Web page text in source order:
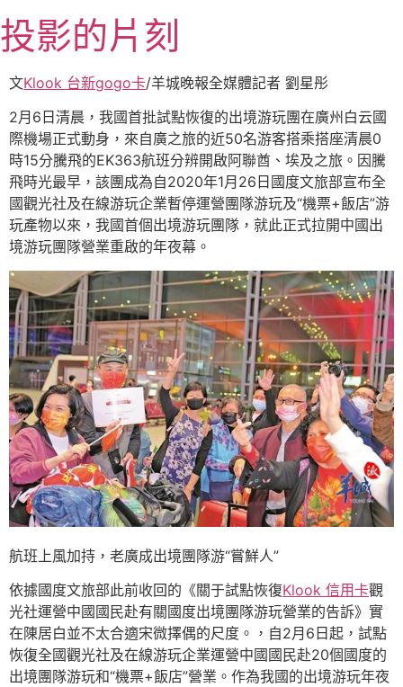
至
主
要
容
投影的片刻
文Klook 台新gogo卡/羊城晚報全媒體記者 劉星彤
2月6日清晨，我國首批試點恢復的出境游玩團在廣州白云國
際機場正式動身，來自廣之旅的近50名游客搭乘搭座清晨0
時15分騰飛的EK363航班分辨開啟阿聯酋、埃及之旅。因騰
飛時光最早，該團成為自2020年1月26日國度文旅部宣布全
國觀光社及在線游玩企業暫停運營團隊游玩及“機票+飯店”游
玩產物以來，我國首個出境游玩團隊，就此正式拉開中國出
境游玩團隊營業重啟的年夜幕。
航班上風加持，老廣成出境團隊游“嘗鮮人”
依據國度文旅部此前收回的《關于試點恢復Klook 信用卡觀
光社運營中國國民赴有關國度出境團隊游玩營業的告訴》實
在陳居白並不太合適宋微擇偶的尺度。，自2月6日起，試點
恢復全國觀光社及在線游玩企業運營中國國民赴20個國度的
出境團隊游玩和“機票+飯店”營業。作為我國的出境游玩年夜